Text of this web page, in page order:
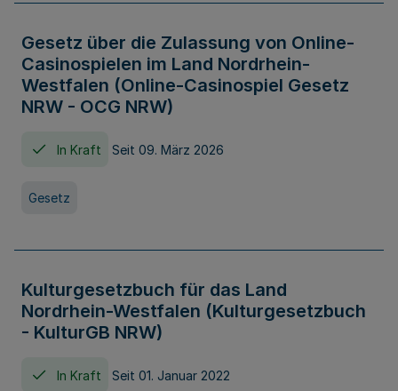
Gesetz über die Zulassung von Online-
Casinospielen im Land Nordrhein-
Westfalen (Online-Casinospiel Gesetz
NRW - OCG NRW)
In Kraft Seit 09. März 2026
Gesetz
Kulturgesetzbuch für das Land
Nordrhein-Westfalen (Kulturgesetzbuch
- KulturGB NRW)
In Kraft Seit 01. Januar 2022